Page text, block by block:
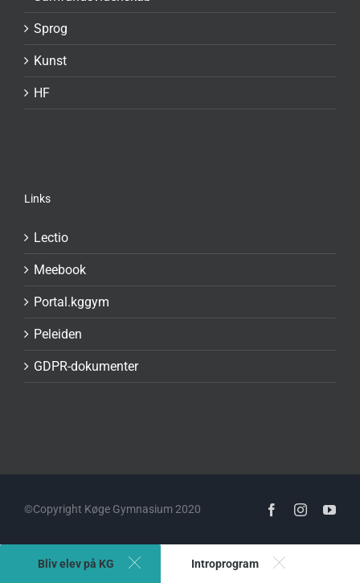
Introprogram
Bliv elev på KG
Sprog
Kunst
HF
Links
Lectio
Meebook
Portal.kggym
Peleiden
GDPR-dokumenter
©Copyright Køge Gymnasium 2020 FacebookInstagram